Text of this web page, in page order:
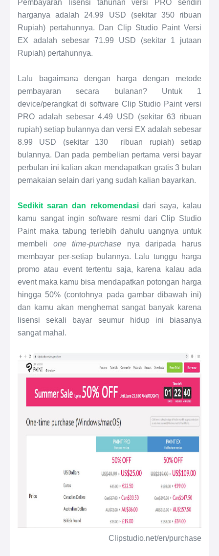
Pembayaran lisensi tahunan versi PRO sendiri
harganya adalah 24.99 USD (sekitar 350 ribuan
Rupiah) pertahunnya. Dan Clip Studio Paint Versi
EX adalah sebesar 71.99 USD (sekitar 1 jutaan
Rupiah) pertahunnya.
Lalu bagaimana dengan harga dengan metode
pembayaran secara bulanan? Untuk 1
device/perangkat di software Clip Studio Paint versi
PRO adalah sebesar 4.49 USD (sekitar 63 ribuan
rupiah) setiap bulannya dan versi EX adalah sebesar
8.99 USD (sekitar 130 ribuan rupiah) setiap
bulannya. Dan pada pembelian pertama versi bayar
perbulan ini kalian akan mendapatkan gratis 3 bulan
pemakaian selain dari yang sudah kalian bayarkan.
Sedikit saran dan rekomendasi dari saya, kalau
kamu sangat ingin software resmi dari Clip Studio
Paint maka tabung terlebih dahulu uangnya untuk
membeli one time-purchase nya daripada harus
membayar per-setiap bulannya. Lalu tunggu harga
promo atau event tertentu saja, karena kalau ada
event maka kamu bisa mendapatkan potongan harga
hingga 50% (contohnya pada gambar dibawah ini)
dan kamu akan menghemat sangat banyak karena
lisensi sekali bayar seumur hidup ini biasanya
sangat mahal.
Clipstudio.net/en/purchase